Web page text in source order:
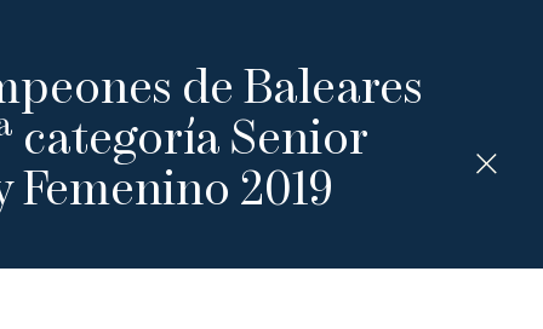
de Baleares
categoría Senior
2019